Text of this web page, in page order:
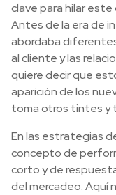
clave para hilar
Antes de la era de
abordaba
al cliente y las
quiere decir que
aparición de los
toma otros tintes y
En las estrategias
concepto de
corto y de
del mercadeo. Aquí